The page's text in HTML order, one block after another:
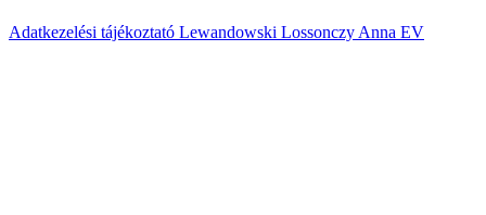
Adatkezelési tájékoztató Lewandowski Lossonczy Anna EV